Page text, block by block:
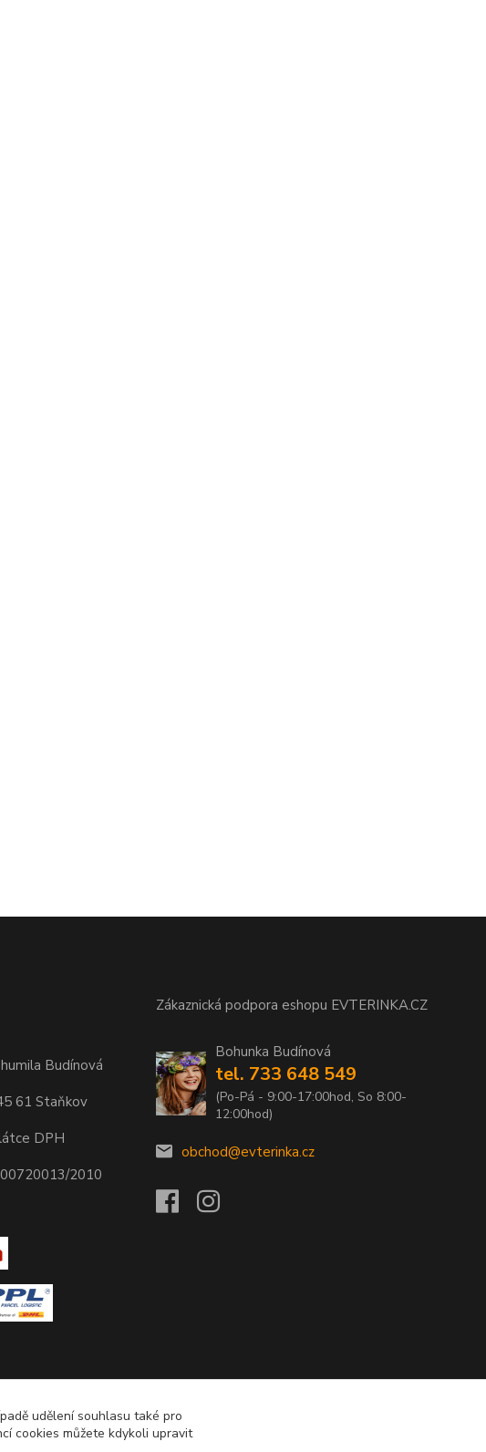
Budínová
61 Staňkov
DPH
2010
Zákaznická podpora eshopu EVTERINKA.CZ
Bohunka Budínová
tel. 733 648 549
(Po-Pá - 9:00-17:00hod, So 8:00-
12:00hod)
obchod@evterinka.cz
udělení souhlasu také pro
cookies můžete kdykoli upravit